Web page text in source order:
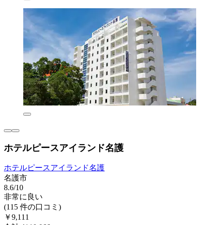
ホテルピースアイランド名護
ホテルピースアイランド名護
名護市
8.6/10
非常に良い
(115 件の口コミ)
￥9,111